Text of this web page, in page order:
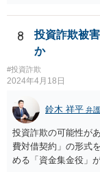
護士検索でその弁護
絡をして、通知書の
8
投資詐欺被
か
#投資詐欺
2024年4月18日
鈴木 祥平 弁
投資詐欺の可能性が
費対借契約」の形式
める「資金集金役」